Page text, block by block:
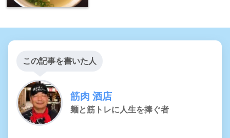
この記事を書いた人
筋肉 酒店
麺と筋トレに人生を捧ぐ者